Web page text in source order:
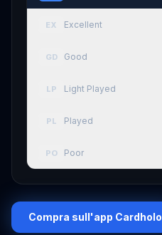
EX Excellent
GD Good
LP Light Played
PL Played
PO Poor
Compra sull'app Cardholo